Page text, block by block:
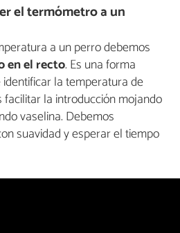
el termómetro a un
a un perro debemos
en el recto. Es una forma
la temperatura de
la introducción mojando
vaselina. Debemos
suavidad y esperar el tiempo